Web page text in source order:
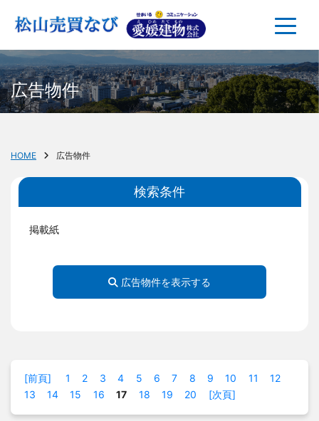
広告物件
HOME 広告物件
検索条件
掲載紙
広告物件を表示する
[前頁] 1 2 3 4 5 6 7 8 9 10 11
12
13
14 15 16 17 18 19 20 [次頁]